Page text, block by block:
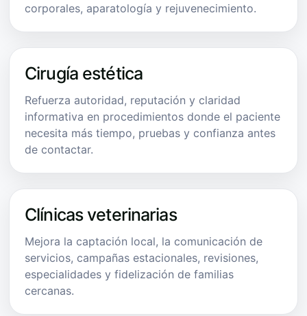
corporales, aparatología y rejuvenecimiento.
Cirugía estética
Refuerza autoridad, reputación y claridad
informativa en procedimientos donde el paciente
necesita más tiempo, pruebas y confianza antes
de contactar.
Clínicas veterinarias
Mejora la captación local, la comunicación de
servicios, campañas estacionales, revisiones,
especialidades y fidelización de familias
cercanas.